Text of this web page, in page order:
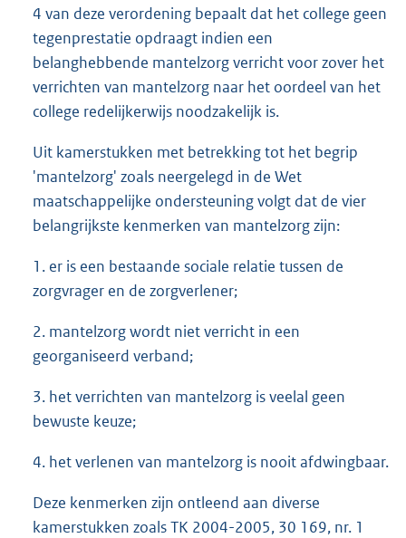
4 van deze verordening bepaalt dat het college geen
tegenprestatie opdraagt indien een
belanghebbende mantelzorg verricht voor zover het
verrichten van mantelzorg naar het oordeel van het
college redelijkerwijs noodzakelijk is.
Uit kamerstukken met betrekking tot het begrip
'mantelzorg' zoals neergelegd in de Wet
maatschappelijke ondersteuning volgt dat de vier
belangrijkste kenmerken van mantelzorg zijn:
1. er is een bestaande sociale relatie tussen de
zorgvrager en de zorgverlener;
2. mantelzorg wordt niet verricht in een
georganiseerd verband;
3. het verrichten van mantelzorg is veelal geen
bewuste keuze;
4. het verlenen van mantelzorg is nooit afdwingbaar.
Deze kenmerken zijn ontleend aan diverse
kamerstukken zoals TK 2004-2005, 30 169, nr. 1